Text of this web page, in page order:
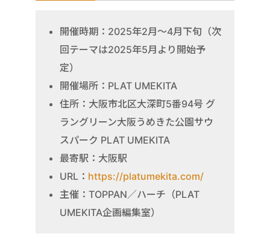
開催時期：2025年2月〜4月下旬（次
回テーマは2025年5月より開始予
定）
開催場所：PLAT UMEKITA
住所：大阪市北区大深町5番94号 グ
ラングリーン大阪うめきた公園サウ
スパーク PLAT UMEKITA
最寄駅：大阪駅
URL： https://platumekita.com/
主催：TOPPAN／ハーチ（PLAT
UMEKITA企画編集室）